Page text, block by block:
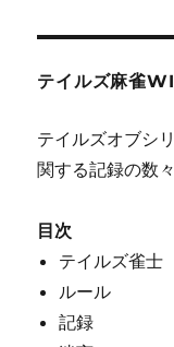
テイルズ麻雀
テイルズオブシ
関する記録の数々
目次
テイルズ雀士
ルール
記録